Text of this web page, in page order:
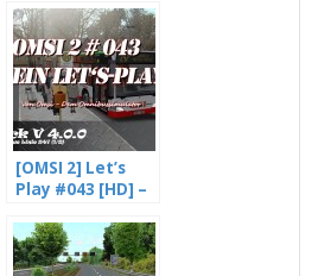
[OMSI 2] Let’s
Play #043 [HD] –
Gladbeck V4.0.0 –
Die neue Linie